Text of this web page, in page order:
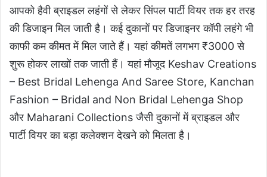
आपको हैवी ब्राइडल लहंगों से लेकर सिंपल पार्टी वियर तक हर तरह
की डिजाइन मिल जाती है। कई दुकानों पर डिजाइनर कॉपी लहंगे भी
काफी कम कीमत में मिल जाते हैं। यहां कीमतें लगभग ₹3000 से
शुरू होकर लाखों तक जाती हैं। यहां मौजूद Keshav Creations
– Best Bridal Lehenga And Saree Store, Kanchan
Fashion – Bridal and Non Bridal Lehenga Shop
और Maharani Collections जैसी दुकानों में ब्राइडल और
पार्टी वियर का बड़ा कलेक्शन देखने को मिलता है।